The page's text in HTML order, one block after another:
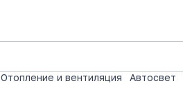
Отопление и вентиляция Автосвет